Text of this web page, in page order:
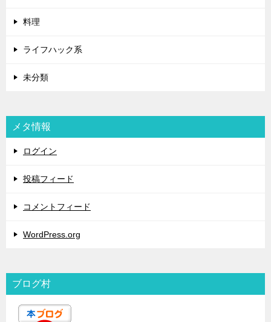
料理
ライフハック系
未分類
メタ情報
ログイン
投稿フィード
コメントフィード
WordPress.org
ブログ村